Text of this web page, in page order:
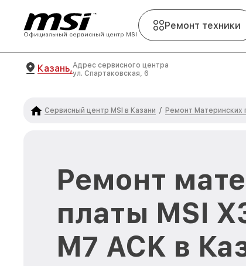
Официальный сервисный центр MSI
Ремонт техники
Казань,Адрес сервисного центра
ул. Спартаковская, 6
Сервисный центр MSI в Казани / Ремонт Материнских
Ремонт
платы MSI
M7 ACK в